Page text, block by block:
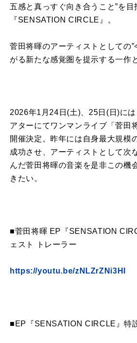
五感と真っすぐ向き合うこと”を目
『SENSATION CIRCLE 』。
菅田将暉のアーティストとしての”
がる新たな感覚圏を提示する一作
2026年1 月 24 日 (土) 25日 ( 日)に
アターにてワンマンライブ「菅田
開催決定。昨年には自身最大規模
成功させ、アーティストとして次
んだ菅田 将暉の音楽を是非この機
きたい。
■菅田 将暉 EP 『SENSATION
ェスト トレーラー
https://youtu.be/zNLZrZNi3HI
■ EP 『SENSATION CIRCLE 』特